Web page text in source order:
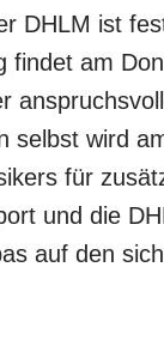
DHLM ist
findet am
selbst wird
für
und die
auf den